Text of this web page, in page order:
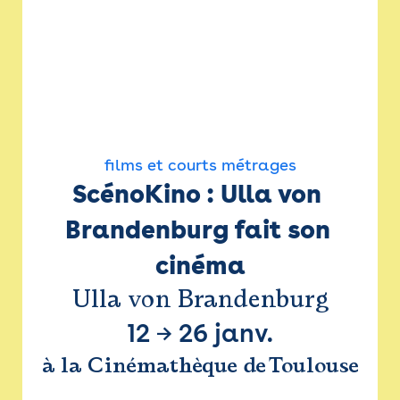
films et courts métrages
ScénoKino : Ulla von
Brandenburg fait son
cinéma
Ulla von Brandenburg
12 → 26 janv.
à la Cinémathèque de Toulouse